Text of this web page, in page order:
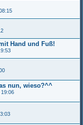
Hand und Fuß!
nun, wieso?^^
19:06